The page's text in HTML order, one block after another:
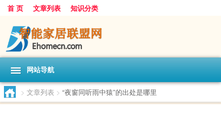
首 页 文章列表 知识分类
网站导航
> 文章列表 > “夜窗同听雨中猿”的出处是哪里